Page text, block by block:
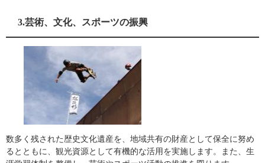
3.芸術、文化、スポーツの振興
数多く残された歴史文化遺産を、地域共有の財産として保全に努め
るとともに、観光資源として有機的な活用を実施します。また、生